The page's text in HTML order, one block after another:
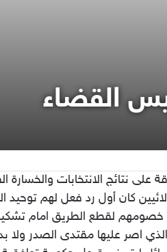
القضاء
على نتائج الانتخابات والخسارة
كان أول رد فعل لهم
لقطع الطريق امام
الذي اصر عليها مقتدى الصدر ولا